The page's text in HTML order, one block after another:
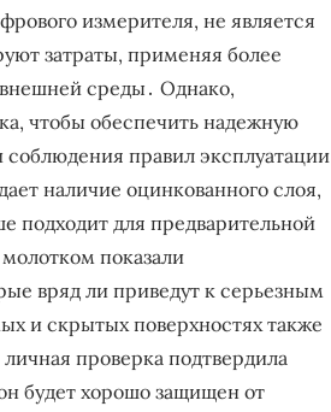
измерителя, не является
затраты, применяя более
среды․ Однако,
чтобы обеспечить надежную
соблюдения правил эксплуатации
наличие оцинкованного слоя,
подходит для предварительной
показали
вряд ли приведут к серьезным
и скрытых поверхностях также
проверка подтвердила
будет хорошо защищен от